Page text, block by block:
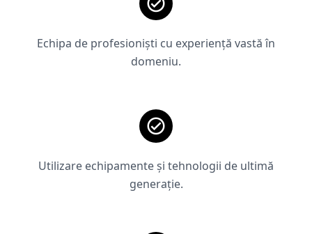
Echipa de profesioniști cu experiență vastă în
domeniu.
Utilizare echipamente și tehnologii de ultimă
generație.